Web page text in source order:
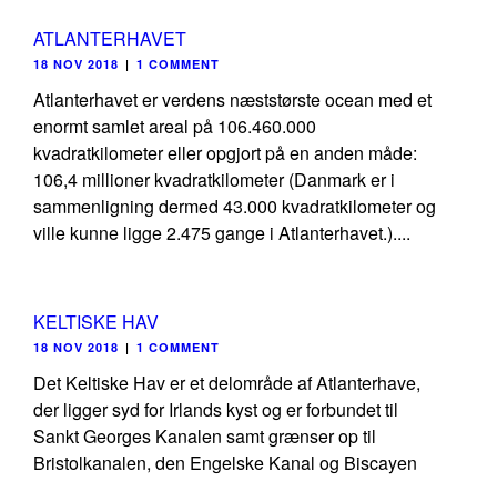
ATLANTERHAVET
18 NOV 2018 | 1 COMMENT
Atlanterhavet er verdens næststørste ocean med et
enormt samlet areal på 106.460.000
kvadratkilometer eller opgjort på en anden måde:
106,4 millioner kvadratkilometer (Danmark er i
sammenligning dermed 43.000 kvadratkilometer og
ville kunne ligge 2.475 gange i Atlanterhavet.)....
KELTISKE HAV
18 NOV 2018 | 1 COMMENT
Det Keltiske Hav er et delområde af Atlanterhave,
der ligger syd for Irlands kyst og er forbundet til
Sankt Georges Kanalen samt grænser op til
Bristolkanalen, den Engelske Kanal og Biscayen